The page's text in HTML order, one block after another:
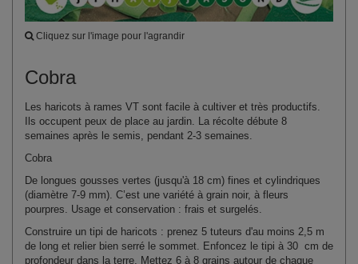
Cliquez sur l'image pour l'agrandir
Cobra
Les haricots à rames VT sont facile à cultiver et très productifs.
Ils occupent peux de place au jardin. La récolte débute 8
semaines après le semis, pendant 2-3 semaines.
Cobra
De longues gousses vertes (jusqu'à 18 cm) fines et cylindriques
(diamètre 7-9 mm). C’est une variété à grain noir, à fleurs
pourpres. Usage et conservation : frais et surgelés.
Construire un tipi de haricots : prenez 5 tuteurs d'au moins 2,5 m
de long et relier bien serré le sommet. Enfoncez le tipi à 30 cm de
profondeur dans la terre. Mettez 6 à 8 grains autour de chaque